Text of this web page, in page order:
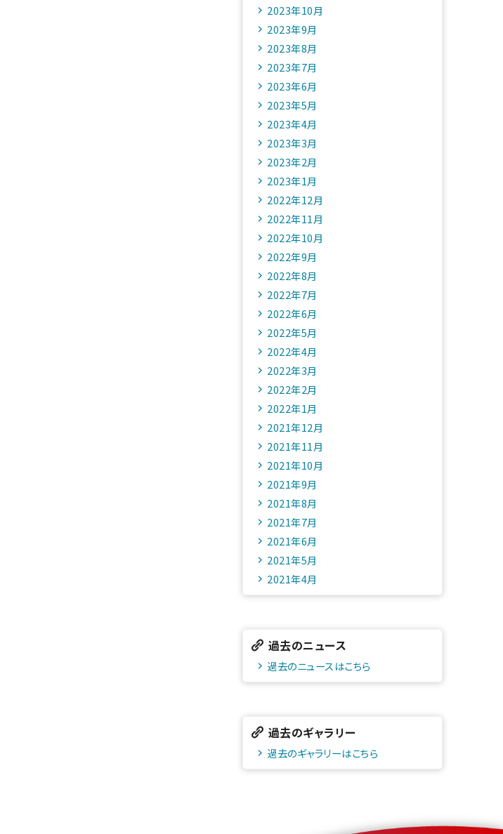
2023年10月
2023年9月
2023年8月
2023年7月
2023年6月
2023年5月
2023年4月
2023年3月
2023年2月
2023年1月
2022年12月
2022年11月
2022年10月
2022年9月
2022年8月
2022年7月
2022年6月
2022年5月
2022年4月
2022年3月
2022年2月
2022年1月
2021年12月
2021年11月
2021年10月
2021年9月
2021年8月
2021年7月
2021年6月
2021年5月
2021年4月
過去のニュース
過去のニュースはこちら
過去のギャラリー
過去のギャラリーはこちら